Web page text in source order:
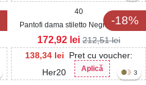
-18%
40
Pantofi dama stiletto Negri din Piele
Ecologica Intoarsa Anahia
138,34 lei
Pret cu voucher:
Her20
Aplică
172,92 lei 212,51lei
3